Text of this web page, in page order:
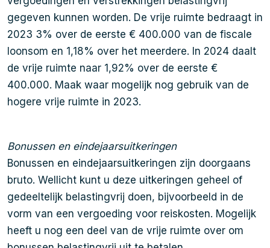
gegeven kunnen worden. De vrije ruimte bedraagt in
2023 3% over de eerste € 400.000 van de fiscale
loonsom en 1,18% over het meerdere. In 2024 daalt
de vrije ruimte naar 1,92% over de eerste €
400.000. Maak waar mogelijk nog gebruik van de
hogere vrije ruimte in 2023.
Bonussen en eindejaarsuitkeringen
Bonussen en eindejaarsuitkeringen zijn doorgaans
bruto. Wellicht kunt u deze uitkeringen geheel of
gedeeltelijk belastingvrij doen, bijvoorbeeld in de
vorm van een vergoeding voor reiskosten. Mogelijk
heeft u nog een deel van de vrije ruimte over om